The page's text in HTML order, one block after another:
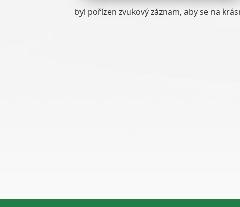
byl pořízen zvukový záznam, aby se na